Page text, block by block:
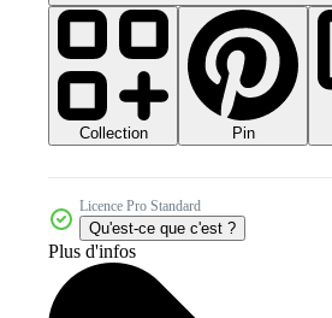
Collection Pin
Licence Pro Standard
Qu'est-ce que c'est ?
Plus d'infos